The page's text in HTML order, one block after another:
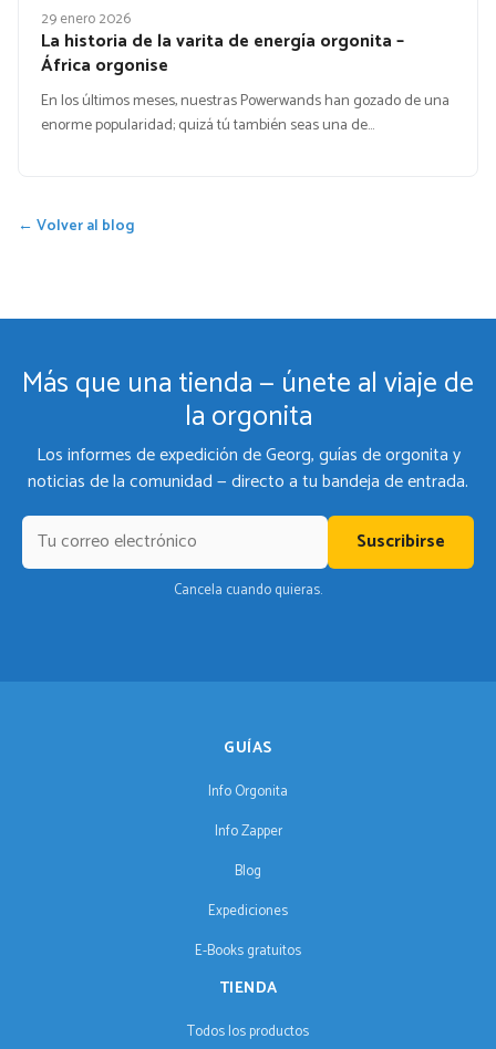
29 enero 2026
La historia de la varita de energía orgonita –
África orgonise
En los últimos meses, nuestras Powerwands han gozado de una
enorme popularidad; quizá tú también seas una de…
← Volver al blog
Más que una tienda — únete al viaje de
la orgonita
Los informes de expedición de Georg, guías de orgonita y
noticias de la comunidad — directo a tu bandeja de entrada.
Suscribirse
Cancela cuando quieras.
GUÍAS
Info Orgonita
Info Zapper
Blog
Expediciones
E-Books gratuitos
TIENDA
Todos los productos